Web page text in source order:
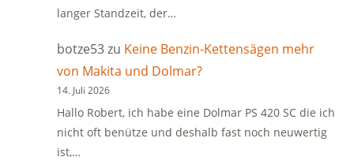
langer Standzeit, der…
botze53zu Keine Benzin-Kettensägen mehr
von Makita und Dolmar?
14. Juli 2026
Hallo Robert, ich habe eine Dolmar PS 420 SC die ich
nicht oft benütze und deshalb fast noch neuwertig
ist,…